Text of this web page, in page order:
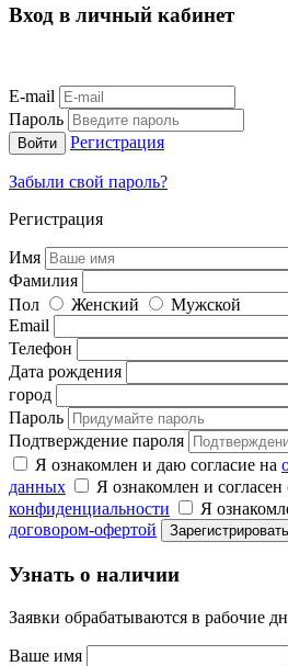
Вход в личный кабинет
E-mail
Пароль
Регистрация
Забыли свой пароль?
Регистрация
Имя
Фамилия
Пол
Женский
Мужской
Email
Телефон
Дата рождения
город
Пароль
Подтверждение пароля
Я ознакомлен и даю согласие на
данных
Я ознакомлен и согласен
конфиденциальности
Я
договором-офертой
Узнать о наличии
Заявки обрабатываются в рабочие
Ваше имя